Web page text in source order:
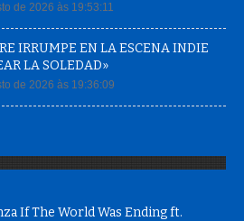
de 2026 às 19:53:11
IRRUMPE EN LA ESCENA INDIE
LA SOLEDAD»
de 2026 às 19:36:09
If The World Was Ending ft.